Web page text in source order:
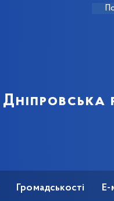
Дніпровська
Громадськості Е-